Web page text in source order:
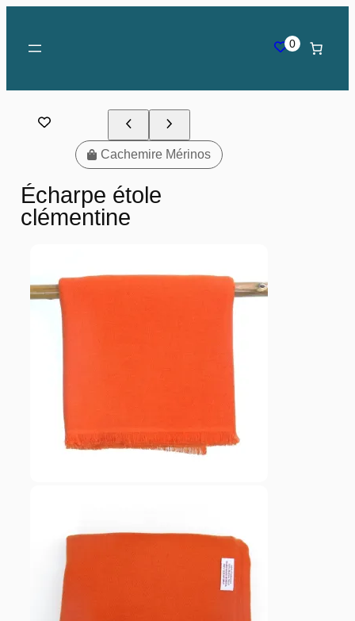
0
Cachemire Mérinos
Écharpe étole
clémentine